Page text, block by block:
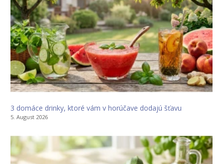
3 domáce drinky, ktoré vám v horúčave dodajú šťavu
5. August 2026